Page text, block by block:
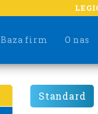
Baza firm O nas
Standard